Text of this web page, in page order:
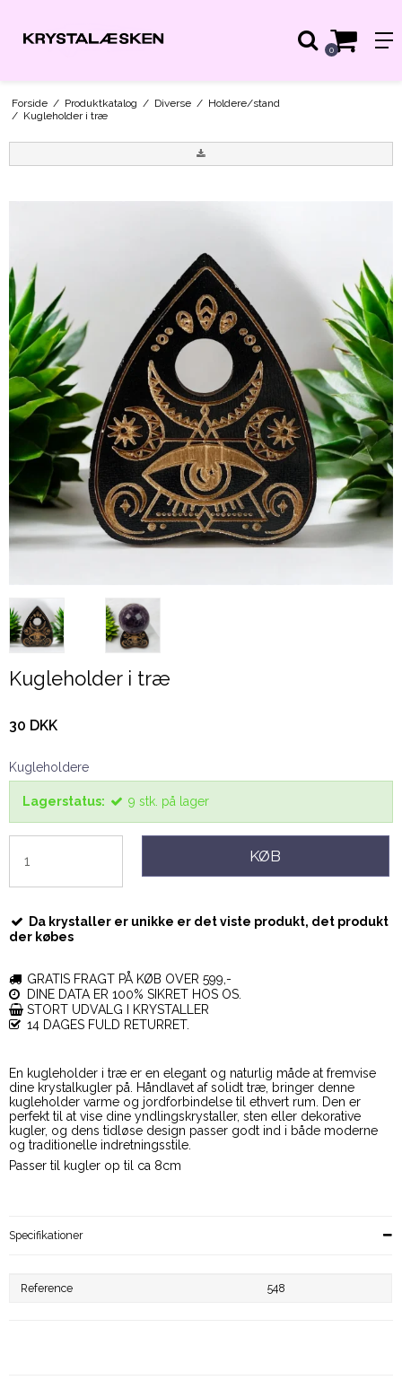
0
Forside / Produktkatalog / Diverse / Holdere/stand
/ Kugleholder i træ
Kugleholder i træ
30 DKK
Kugleholdere
Lagerstatus: 9 stk. på lager
KØB
Da krystaller er unikke er det viste produkt, det produkt
der købes
GRATIS FRAGT PÅ KØB OVER 599,-
DINE DATA ER 100% SIKRET HOS OS.
STORT UDVALG I KRYSTALLER
14 DAGES FULD RETURRET.
En kugleholder i træ er en elegant og naturlig måde at fremvise
dine krystalkugler på. Håndlavet af solidt træ, bringer denne
kugleholder varme og jordforbindelse til ethvert rum. Den er
perfekt til at vise dine yndlingskrystaller, sten eller dekorative
kugler, og dens tidløse design passer godt ind i både moderne
og traditionelle indretningsstile.
Passer til kugler op til ca 8cm
Specifikationer
Reference 548